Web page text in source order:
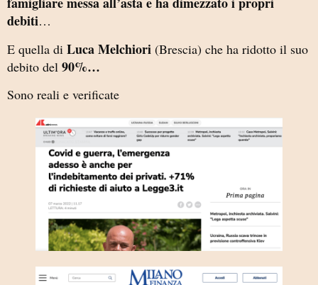
debiti…
E quella di Luca Melchiori (Brescia) che ha ridotto il suo
debito del 90%…
Sono reali e verificate